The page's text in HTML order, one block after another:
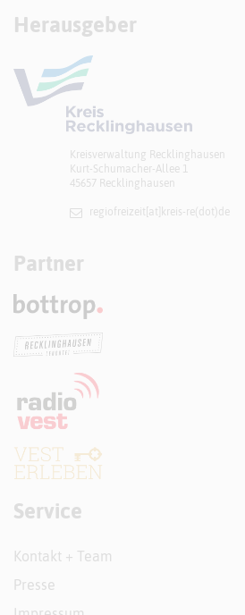
Herausgeber
Kreisverwaltung Recklinghausen
Kurt-Schumacher-Allee 1
45657 Recklinghausen
regiofreizeit[at]​kreis-re(dot)de
Partner
Service
Kontakt + Team
Presse